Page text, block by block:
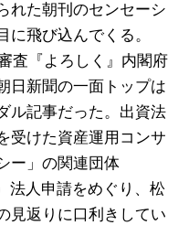
れた朝刊のセンセーシ
に飛び込んでくる。
査『よろしく』内閣府
新聞の一面トップは
ル記事だった。出資法
受けた資産運用コンサ
ー」の関連団体
法人申請をめぐり、松
見返りに口利きしてい